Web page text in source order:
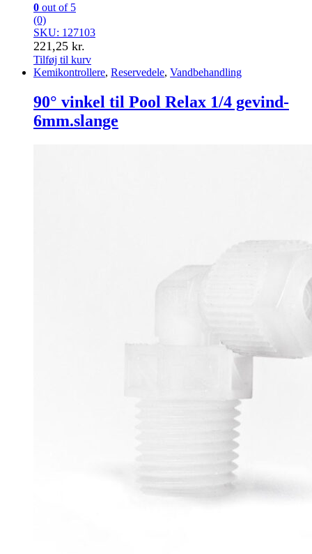
0 out of 5
(0)
SKU: 127103
221,25 kr.
Tilføj til kurv
Kemikontrollere, Reservedele, Vandbehandling
90° vinkel til Pool Relax 1/4 gevind-
6mm.slange